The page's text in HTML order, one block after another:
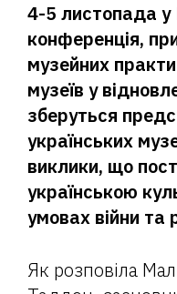
4-5 листопада у
конференція,
музейних
музеїв у
зберуться
українських
виклики, що
українською
умовах війни та
Як розповіла